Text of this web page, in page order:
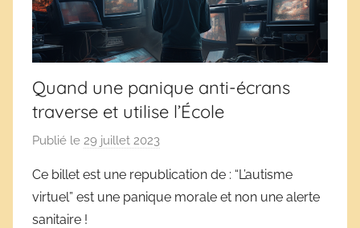
Quand une panique anti-écrans
traverse et utilise l’École
Publié le 29 juillet 2023
r
D
Ce billet est une republication de : “L’autisme
virtuel” est une panique morale et non une alerte
sanitaire !